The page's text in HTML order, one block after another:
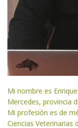
Mi nombre es
Mercedes, provincia
Mi profesión es de
Ciencias Veterinarias